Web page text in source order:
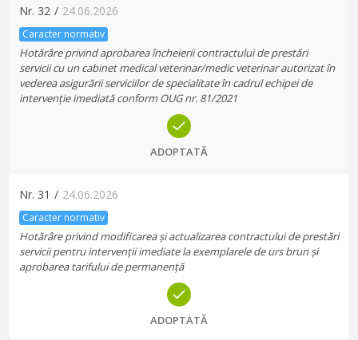
Nr. 32 / 24.06.2026
Caracter normativ
Hotărâre privind aprobarea încheierii contractului de prestări
servicii cu un cabinet medical veterinar/medic veterinar autorizat în
vederea asigurării serviciilor de specialitate în cadrul echipei de
intervenție imediată conform OUG nr. 81/2021
ADOPTATĂ
Nr. 31 / 24.06.2026
Caracter normativ
Hotărâre privind modificarea și actualizarea contractului de prestări
servicii pentru intervenții imediate la exemplarele de urs brun și
aprobarea tarifului de permanență
ADOPTATĂ